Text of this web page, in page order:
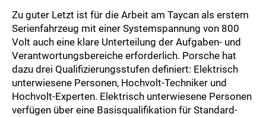
Zu guter Letzt ist für die Arbeit am Taycan als erstem
Serienfahrzeug mit einer Systemspannung von 800
Volt auch eine klare Unterteilung der Aufgaben- und
Verantwortungsbereiche erforderlich. Porsche hat
dazu drei Qualifizierungsstufen definiert: Elektrisch
unterwiesene Personen, Hochvolt-Techniker und
Hochvolt-Experten. Elektrisch unterwiesene Personen
verfügen über eine Basisqualifikation für Standard-